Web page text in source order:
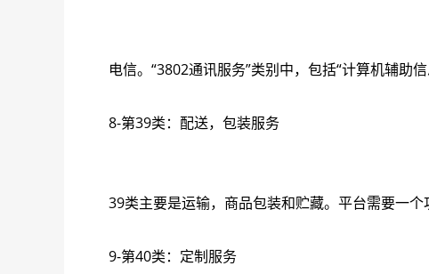
电信。“3802通讯服务”类别中，包括“计算机辅助
8-第39类：配送，包装服务
39类主要是运输，商品包装和贮藏。平台需要一
9-第40类：定制服务